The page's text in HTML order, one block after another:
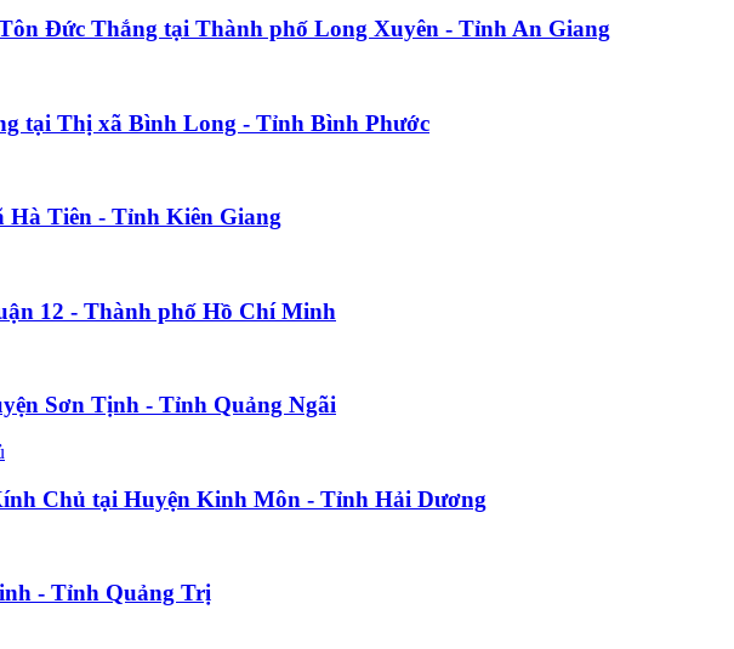
Đức Thắng tại Thành phố Long Xuyên - Tỉnh An Giang
tại Thị xã Bình Long - Tỉnh Bình Phước
Tiên - Tỉnh Kiên Giang
12 - Thành phố Hồ Chí Minh
Sơn Tịnh - Tỉnh Quảng Ngãi
Chủ tại Huyện Kinh Môn - Tỉnh Hải Dương
- Tỉnh Quảng Trị